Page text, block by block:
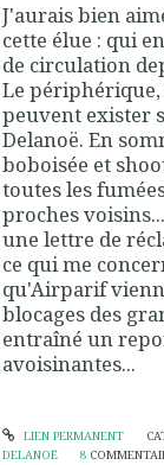
J'aurais bien
cette élue : qui
de circulation
Le
peuvent exister
Delanoë. En
boboisée et
toutes les
proches
une lettre de
ce qui me
qu'Airparif
blocages des
entraîné un
avoisinantes...
LIEN PERMANENT
DELANOË
8